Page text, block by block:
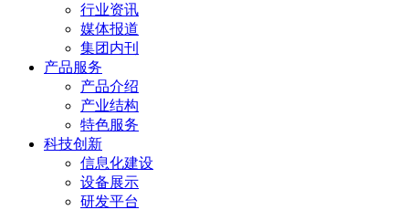
行业资讯
媒体报道
集团内刊
产品服务
产品介绍
产业结构
特色服务
科技创新
信息化建设
设备展示
研发平台